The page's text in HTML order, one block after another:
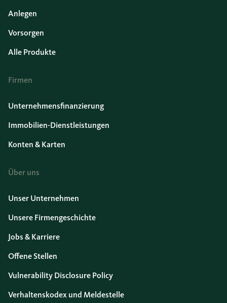
Anlegen
Vorsorgen
Alle Produkte
Firmen
Unternehmensfinanzierung
Immobilien-Dienstleistungen
Konten & Karten
Über uns
Unser Unternehmen
Unsere Firmengeschichte
Jobs & Karriere
Offene Stellen
Vulnerability Disclosure Policy
Verhaltenskodex und Meldestelle